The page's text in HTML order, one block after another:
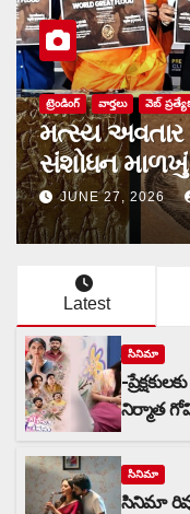
సినిమా
హృదయాలను
‘ప్రేమ డైరీలో
JUNE 11, 2026
Latest
సినిమా
-
సినిమా
సినిమా